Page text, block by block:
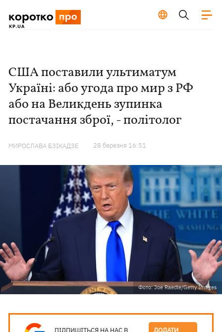
США поставили ультиматум
Україні: або угода про мир з РФ
або на Великдень зупинка
постачання зброї, - політолог
МИРОСЛАВА БЗІКАДЗЕ 28 березня 16:51
Фото: Joe Raedle/Getty Images
ПІДПИШІТЬСЯ НА НАС В ДОДАТИ